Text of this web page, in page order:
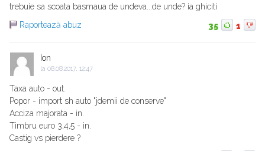
trebuie sa scoata basmaua de undeva...de unde? ia ghiciti
Raportează abuz
35 1
Ion
la 08.08.2017, 12:47
Taxa auto - out.
Popor - import sh auto "jdemii de conserve"
Acciza majorata - in.
Timbru euro 3,4,5 - in.
Castig vs pierdere ?